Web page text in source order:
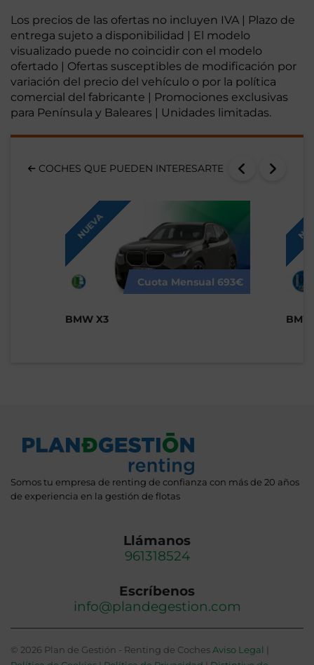
Los precios de las ofertas no incluyen IVA | Plazo de
entrega sujeto a disponibilidad | El modelo
visualizado puede no coincidir con el modelo
ofertado | Ofertas susceptibles de modificación por
variación del precio del vehículo o por la política
comercial del fabricante | Promociones exclusivas
para Península y Baleares | Unidades limitadas.
COCHES QUE PUEDEN INTERESARTE
NUEVA
Cuota Mensual 693€
BMW X3
Somos tu empresa de renting de confianza con más de 20 años
de experiencia en la gestión de flotas
Llámanos
961318524
Escríbenos
info@plandegestion.com
© 2026 Plan de Gestión - Renting de Coches Aviso Legal